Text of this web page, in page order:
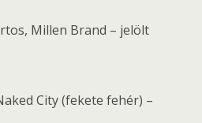
Millen Brand – jelölt
City (fekete fehér) –